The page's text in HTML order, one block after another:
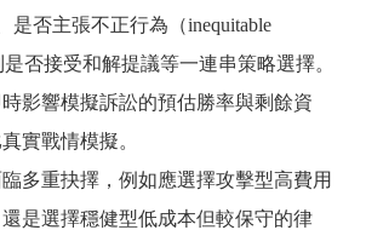
是否主張不正行為（inequitable
否接受和解提議等一連串策略選擇。
影響模擬訴訟的預估勝率與剩餘資
實戰情模擬。
多重抉擇，例如應選擇攻擊型高費用
是選擇穩健型低成本但較保守的律